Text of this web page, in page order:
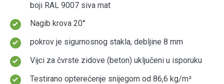
boji RAL 9007 siva mat
Nagib krova 20°
pokrov je sigurnosnog stakla, debljine 8 mm
Vijci za čvrste zidove (beton) uključeni u isporuku
Testirano opterećenje snijegom od 86,6 kg/m²